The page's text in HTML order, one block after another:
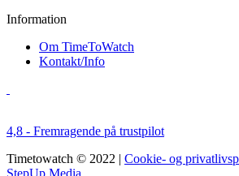
Information
Om TimeToWatch
Kontakt/Info
4,8 - Fremragende på trustpilot
Timetowatch © 2022 | Cookie- og
StepUp Media